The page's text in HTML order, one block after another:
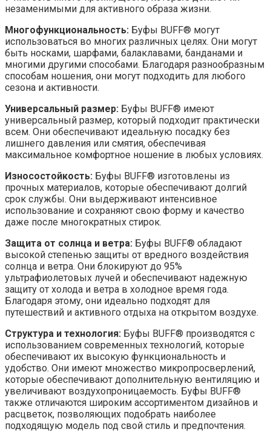
незаменимыми для активного образа жизни.
Многофункциональность: Буфы BUFF® могут
использоваться во многих различных целях. Они могут
быть носками, шарфами, балаклавами, банданами и
многими другими способами. Благодаря разнообразным
способам ношения, они могут подходить для любого
сезона и активности.
Универсальный размер: Буфы BUFF® имеют
универсальный размер, который подходит практически
всем. Они обеспечивают идеальную посадку без
лишнего давления или смятия, обеспечивая
максимальное комфортное ношение в любых условиях.
Износостойкость: Буфы BUFF® изготовлены из
прочных материалов, которые обеспечивают долгий
срок службы. Они выдерживают интенсивное
использование и сохраняют свою форму и качество
даже после многократных стирок.
Защита от солнца и ветра: Буфы BUFF® обладают
высокой степенью защиты от вредного воздействия
солнца и ветра. Они блокируют до 95%
ультрафиолетовых лучей и обеспечивают надежную
защиту от холода и ветра в холодное время года.
Благодаря этому, они идеально подходят для
путешествий и активного отдыха на открытом воздухе.
Структура и технология: Буфы BUFF® производятся с
использованием современных технологий, которые
обеспечивают их высокую функциональность и
удобство. Они имеют множество микропросверлений,
которые обеспечивают дополнительную вентиляцию и
увеличивают воздухопроницаемость. Буфы BUFF®
также отличаются широким ассортиментом дизайнов и
расцветок, позволяющих подобрать наиболее
подходящую модель под свой стиль и предпочтения.